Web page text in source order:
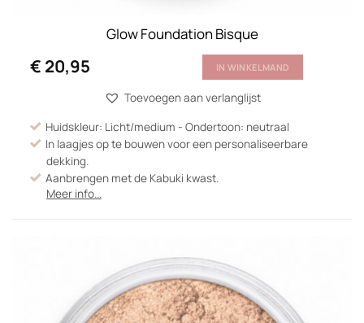
Glow Foundation Bisque
€ 20,95 IN WINKELMAND
Toevoegen aan verlanglijst
Huidskleur: Licht/medium - Ondertoon: neutraal
In laagjes op te bouwen voor een personaliseerbare
dekking.
Aanbrengen met de Kabuki kwast.
Meer info...